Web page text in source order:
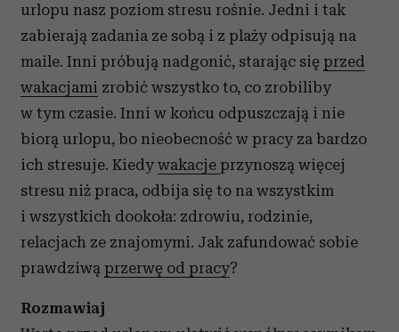
urlopu nasz poziom stresu rośnie. Jedni i tak
zabierają zadania ze sobą i z plaży odpisują na
maile. Inni próbują nadgonić, starając się przed
wakacjami zrobić wszystko to, co zrobiliby
w tym czasie. Inni w końcu odpuszczają i nie
biorą urlopu, bo nieobecność w pracy za bardzo
ich stresuje. Kiedy wakacje przynoszą więcej
stresu niż praca, odbija się to na wszystkim
i wszystkich dookoła: zdrowiu, rodzinie,
relacjach ze znajomymi. Jak zafundować sobie
prawdziwą przerwę od pracy?
Rozmawiaj